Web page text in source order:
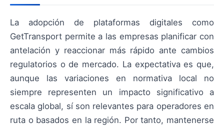
La adopción de plataformas digitales como
GetTransport permite a las empresas planificar con
antelación y reaccionar más rápido ante cambios
regulatorios o de mercado. La expectativa es que,
aunque las variaciones en normativa local no
siempre representen un impacto significativo a
escala global, sí son relevantes para operadores en
ruta o basados en la región. Por tanto, mantenerse